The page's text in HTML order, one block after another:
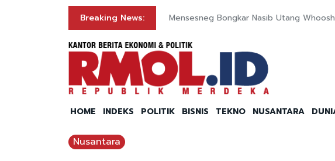
Breaking News: Mensesneg Bongkar Nasib Utang
HOME INDEKS POLITIK BISNIS TEKNO NUSANTARA
Nusantara